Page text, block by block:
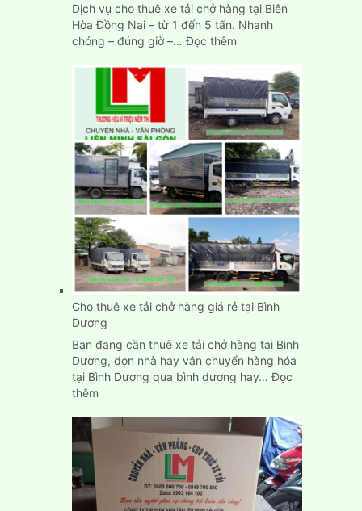
Dịch vụ cho thuê xe tải chở hàng tại Biên
Hòa Đồng Nai – từ 1 đến 5 tấn. Nhanh
chóng – đúng giờ –…Đọc thêm:
chở
hàng
tại
Biên
Hòa
Đồng
Nai
Cho thuê xe tải chở hàng giá rẻ tại Bình
Dương
Bạn đang cần thuê xe tải chở hàng tại Bình
Dương, dọn nhà hay vận chuyển hàng hóa
tại Bình Dương qua bình dương hay…Đọc
thêm:
thuê